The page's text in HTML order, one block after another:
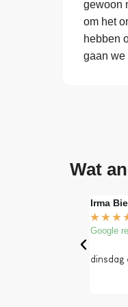
gewoon
om het
hebben
gaan we
Wat
Irma
★ ★ ★
Google
dinsdag